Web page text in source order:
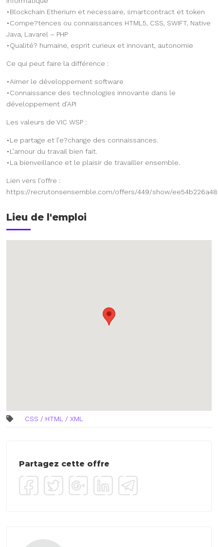
•Blockchain Etherium et necessaire, smartcontract et token
•Compe?tences ou connaissances HTML5, CSS, SWIFT, Native
Java, Lavarel – PHP
•Qualité? humaine, esprit curieux et innovant, autonomie
Ce qui peut faire la différence :
•Aimer le développement software
•Connaissance des technologies innovante dans le
développement d’API
Les valeurs de VIC WSP :
•Le partage et l’e?change des connaissances.
•L’amour du travail bien fait.
•La bienveillance et le plaisir de travailler ensemble.
Lien vers l’offre :
https://recrutonsensemble.com/offers/449/show/
Lieu de l'emploi
CSS / HTML / XML
Partagez cette offre